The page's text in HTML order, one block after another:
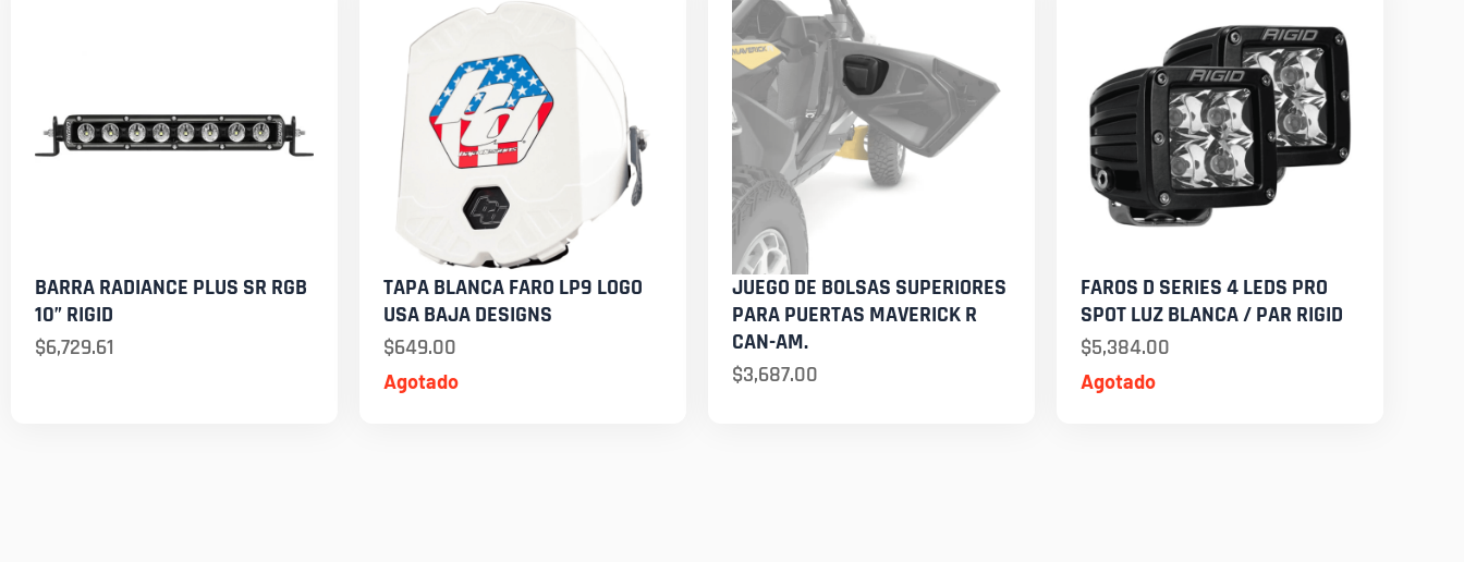
BARRA RADIANCE PLUS SR RGB
10” RIGID
$6,729.61
Agotado
TAPA BLANCA FARO LP9 LOGO
USA BAJA DESIGNS
$649.00
JUEGO DE BOLSAS SUPERIORES
PARA PUERTAS MAVERICK R
CAN-AM.
$3,687.00 Agotado
FAROS D SERIES 4 LEDS PRO
SPOT LUZ BLANCA / PAR RIGID
$5,384.00